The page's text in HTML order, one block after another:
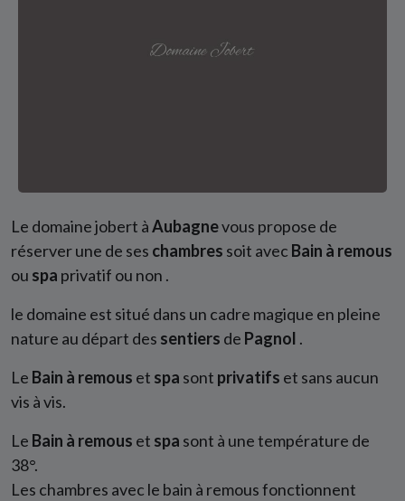
Le domaine jobert àAubagnevous propose de
réserver une de ses chambres soit avec Bain à remous
ou spa privatif ou non .
le domaine est situé dans un cadre magique en pleine
nature au départ des sentiers de Pagnol .
Le Bain à remous et spa sont privatifs et sans aucun
vis à vis.
Le Bain à remous et spa sont à une température de
38°.
Les chambres avec le bain à remous fonctionnent